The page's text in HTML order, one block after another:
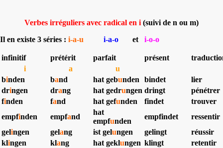
Verbes irréguliers avec radical en i (suivi de n ou m)
Il en existe 3 séries : i-a-u i-a-o et i-o-o
infinitif prétérit parfait présent
i
a
u
binden band hat gebunden bindet
lier
dringen drang hat gedrungen dringt
pénétrer
finden fand hat gefunden findet
trouver
empfinden empfand
hat
empfunden
empfindet
ressentir
gelingen gelang ist gelungen gelingt
réussir
klingen klang hat geklungen klingt
retentir